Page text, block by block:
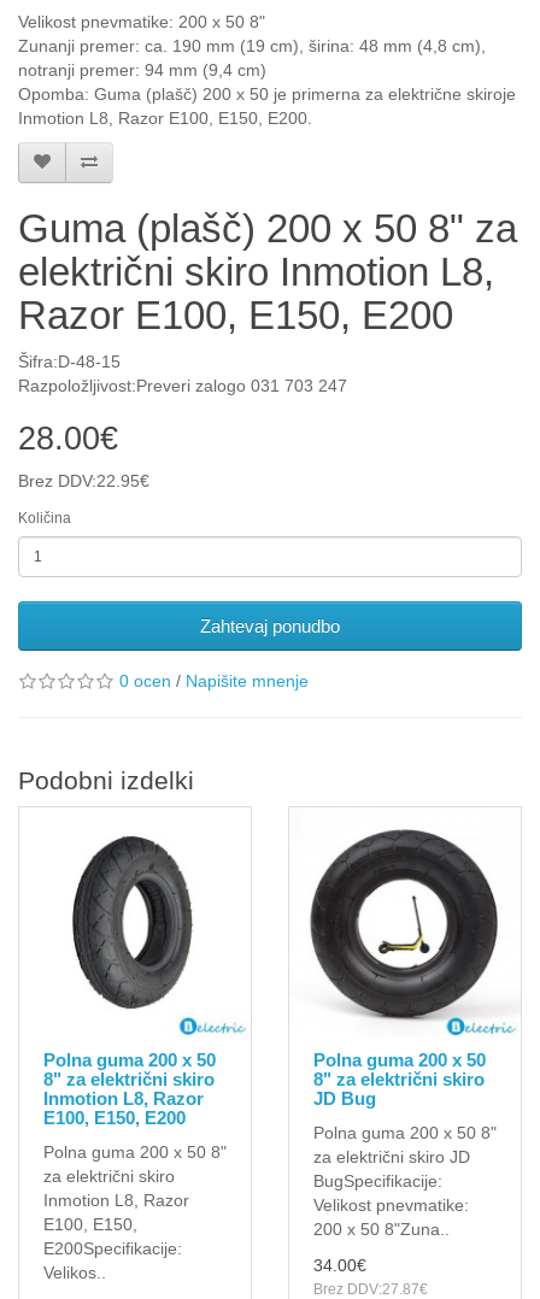
Velikost pnevmatike: 200 x 50 8"
Zunanji premer: ca.
190 mm (19 cm), širina: 48 mm (4,8 cm),
notranji premer: 94 mm (9,4 cm)
Opomba: Guma (plašč) 200 x 50 je primerna za električne skiroje
Inmotion L8, Razor E100, E150, E200.
Guma (plašč) 200 x 50 8" za
električni skiro Inmotion L8,
Razor E100, E150, E200
Šifra:D-48-15
Razpoložljivost:Preveri zalogo 031 703 247
28.00€
Brez DDV:22.95€
Količina
Zahtevaj ponudbo
0 ocen / Napišite mnenje
Podobni izdelki
Polna guma 200 x 50
8" za električni skiro
Inmotion L8, Razor
E100, E150, E200
Polna guma 200 x 50 8"
za električni skiro
Inmotion L8, Razor
E100, E150,
E200Specifikacije:
Velikos..
Polna guma 200 x 50
8" za električni skiro
JD Bug
Polna guma 200 x 50 8"
za električni skiro JD
BugSpecifikacije:
Velikost pnevmatike:
200 x 50 8"Zuna..
34.00€
Brez DDV:27.87€